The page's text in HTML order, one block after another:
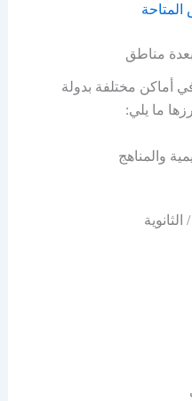
مناطق
أماكن مختلفة بدولة
ما يلي:
والمناهج